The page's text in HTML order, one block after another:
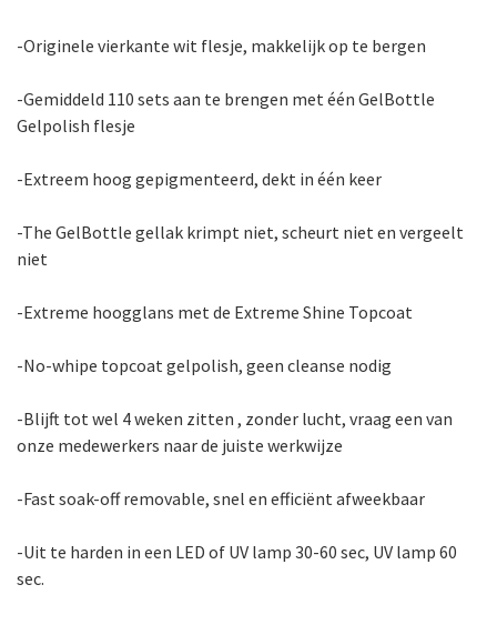
-Originele vierkante wit flesje, makkelijk op te bergen
-Gemiddeld 110 sets aan te brengen met één GelBottle
Gelpolish flesje
-Extreem hoog gepigmenteerd, dekt in één keer
-The GelBottle gellak krimpt niet, scheurt niet en vergeelt
niet
-Extreme hoogglans met de Extreme Shine Topcoat
-No-whipe topcoat gelpolish, geen cleanse nodig
-Blijft tot wel 4 weken zitten , zonder lucht, vraag een van
onze medewerkers naar de juiste werkwijze
-Fast soak-off removable, snel en efficiënt afweekbaar
-Uit te harden in een LED of UV lamp 30-60 sec, UV lamp 60
sec.